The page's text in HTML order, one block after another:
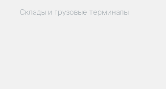
Склады и грузовые терминалы